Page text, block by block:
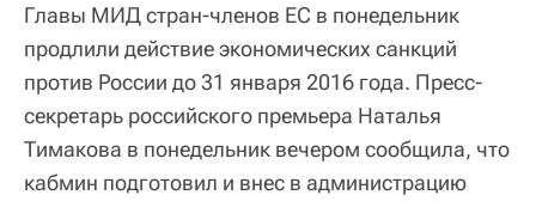
Главы МИД стран-членов ЕС в понедельник
продлили действие экономических санкций
против России до 31 января 2016 года. Пресс-
секретарь российского премьера Наталья
Тимакова в понедельник вечером сообщила, что
кабмин подготовил и внес в администрацию